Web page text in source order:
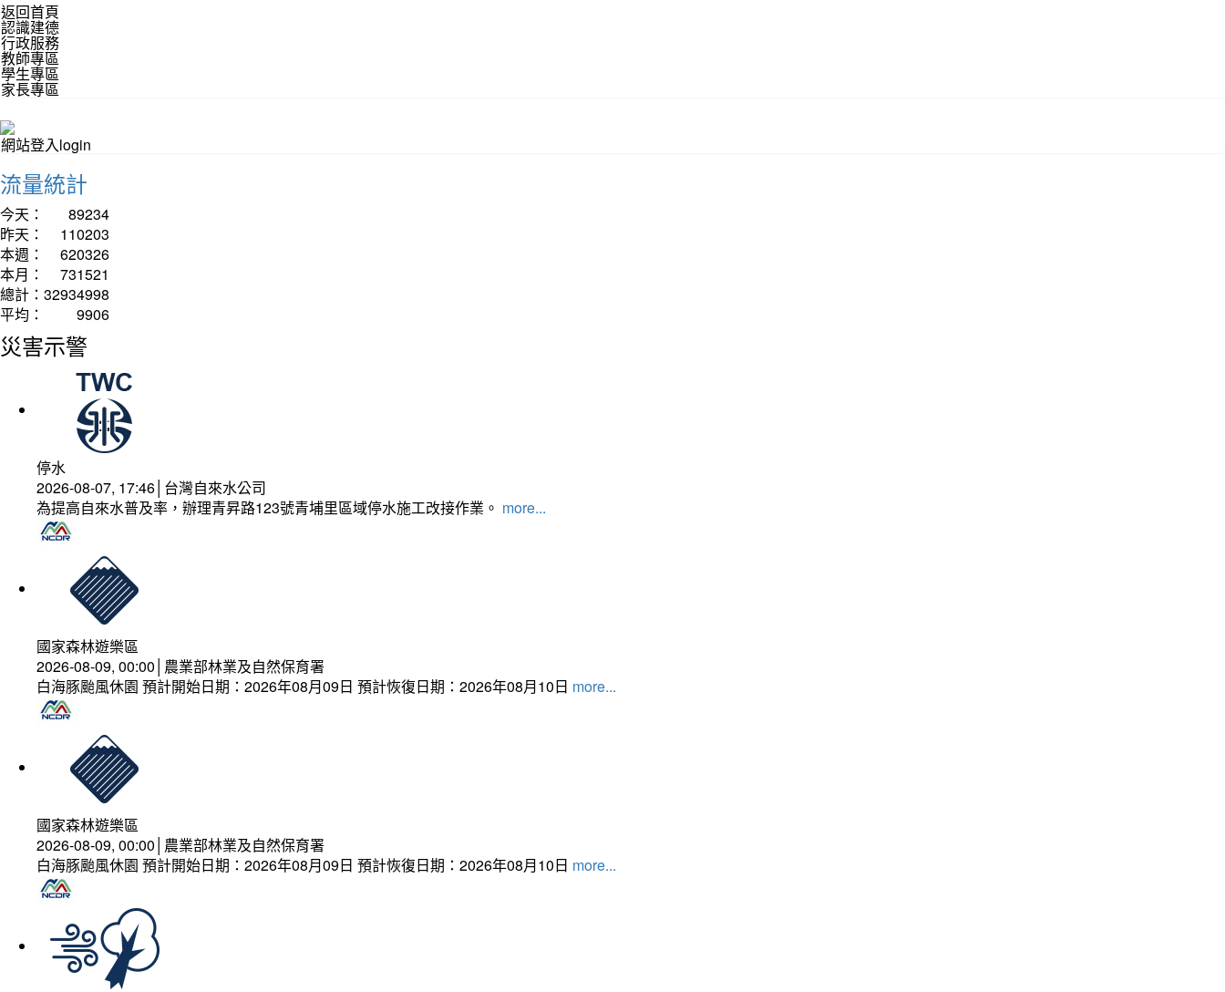
返回首頁
認識建德
行政服務
教師專區
學生專區
家長專區
網站登入login
流量統計
今天：
89234
昨天：
110203
本週：
620326
本月：
731521
總計： 32934998
平均：
9906
災害示警
停水
2026-08-07, 17:46│台灣自來水公司
為提高自來水普及率，辦理青昇路123號青埔里區域停水施工改接作業。 more...
國家森林遊樂區
2026-08-09, 00:00│農業部林業及自然保育署
白海豚颱風休園 預計開始日期：2026年08月09日 預計恢復日期：2026年08月10日 more...
國家森林遊樂區
2026-08-09, 00:00│農業部林業及自然保育署
白海豚颱風休園 預計開始日期：2026年08月09日 預計恢復日期：2026年08月10日 more...